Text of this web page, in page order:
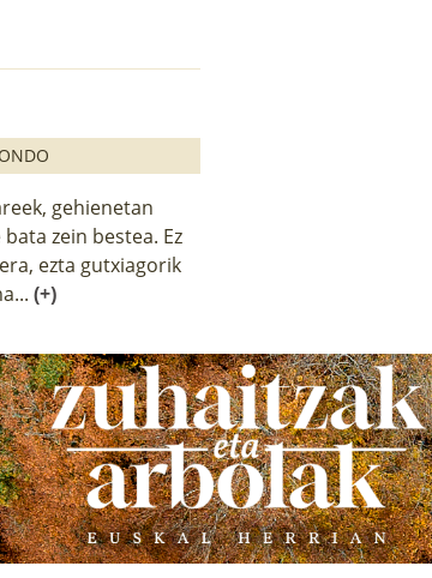
gehienetan
zein bestea. Ez
ezta gutxiagorik
(+)